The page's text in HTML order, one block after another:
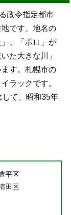
政令指定都市
です。地名の
、「ポロ」が
た大きな川」
す。札幌市の
ラックです。
て、昭和35年
平区
田区